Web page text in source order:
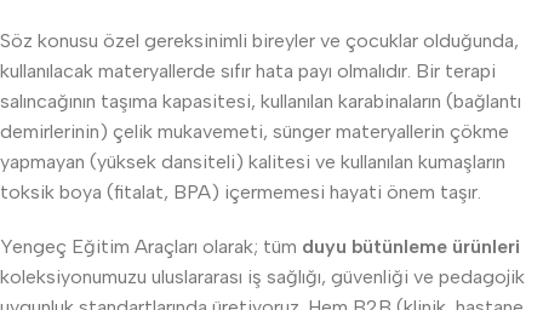
Söz konusu özel gereksinimli bireyler ve çocuklar olduğunda,
kullanılacak materyallerde sıfır hata payı olmalıdır. Bir terapi
salıncağının taşıma kapasitesi, kullanılan karabinaların (bağlantı
demirlerinin) çelik mukavemeti, sünger materyallerin çökme
yapmayan (yüksek dansiteli) kalitesi ve kullanılan kumaşların
toksik boya (fitalat, BPA) içermemesi hayati önem taşır.
Yengeç Eğitim Araçları olarak; tüm duyu bütünleme ürünleri
koleksiyonumuzu uluslararası iş sağlığı, güvenliği ve pedagojik